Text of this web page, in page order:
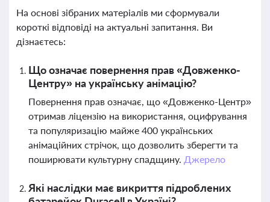
На основі зібраних матеріалів ми сформували
короткі відповіді на актуальні запитання. Ви
дізнаєтесь:
Що означає повернення прав «Довженко-
Центру» на українську анімацію?
Повернення прав означає, що «Довженко-Центр»
отримав ліцензію на використання, оцифрування
та популяризацію майже 400 українських
анімаційних стрічок, що дозволить зберегти та
поширювати культурну спадщину. Джерело
Які наслідки має викриття підроблених